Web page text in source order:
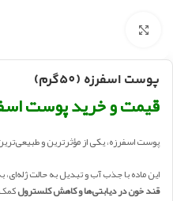
پوست اسفرزه (50گرم)
قیمت و خرید پوست
پوست اسفرزه، یکی از مؤثرترین و
این ماده با جذب آب و تبدیل به حالت
قند خون در دیابتی‌ها و کاهش کلسترول